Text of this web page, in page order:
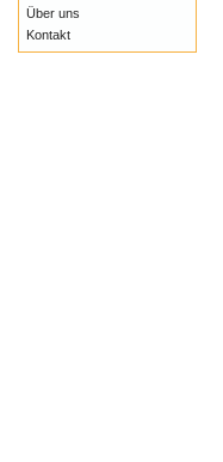
Über uns
Kontakt